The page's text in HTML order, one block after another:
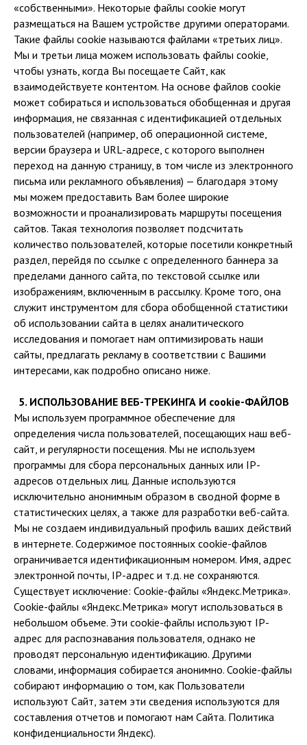
«собственными». Некоторые файлы cookie могут
размещаться на Вашем устройстве другими операторами.
Такие файлы cookie называются файлами «третьих лиц».
Мы и третьи лица можем использовать файлы cookie,
чтобы узнать, когда Вы посещаете Сайт, как
взаимодействуете контентом. На основе файлов cookie
может собираться и использоваться обобщенная и другая
информация, не связанная с идентификацией отдельных
пользователей (например, об операционной системе,
версии браузера и URL-адресе, с которого выполнен
переход на данную страницу, в том числе из электронного
письма или рекламного объявления) — благодаря этому
мы можем предоставить Вам более широкие
возможности и проанализировать маршруты посещения
сайтов. Такая технология позволяет подсчитать
количество пользователей, которые посетили конкретный
раздел, перейдя по ссылке с определенного баннера за
пределами данного сайта, по текстовой ссылке или
изображениям, включенным в рассылку. Кроме того, она
служит инструментом для сбора обобщенной статистики
об использовании сайта в целях аналитического
исследования и помогает нам оптимизировать наши
сайты, предлагать рекламу в соответствии с Вашими
интересами, как подробно описано ниже.
5. ИСПОЛЬЗОВАНИЕ ВЕБ-ТРЕКИНГА И cookie-ФАЙЛОВ
Мы используем программное обеспечение для
определения числа пользователей, посещающих наш веб-
сайт, и регулярности посещения. Мы не используем
программы для сбора персональных данных или IP-
адресов отдельных лиц. Данные используются
исключительно анонимным образом в сводной форме в
статистических целях, а также для разработки веб-сайта.
Мы не создаем индивидуальный профиль ваших действий
в интернете. Содержимое постоянных cookie-файлов
ограничивается идентификационным номером. Имя, адрес
электронной почты, IP-адрес и т.д. не сохраняются.
Существует исключение: Cookie-файлы «Яндекс.Метрика».
Cookie-файлы «Яндекс.Метрика» могут использоваться в
небольшом объеме. Эти cookie-файлы используют IP-
адрес для распознавания пользователя, однако не
проводят персональную идентификацию. Другими
словами, информация собирается анонимно. Cookie-файлы
собирают информацию о том, как Пользователи
используют Сайт, затем эти сведения используются для
составления отчетов и помогают нам Сайта. Политика
конфиденциальности Яндекс).